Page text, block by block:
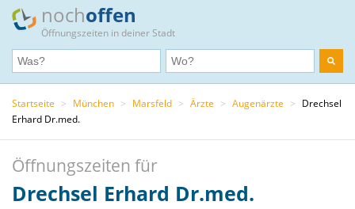
nochoffen
Öffnungszeiten in deiner Stadt
Startseite > München > Marsfeld > Ärzte > Augenärzte > Drechsel
Erhard Dr.med.
Öffnungszeiten für
Drechsel Erhard Dr.med.